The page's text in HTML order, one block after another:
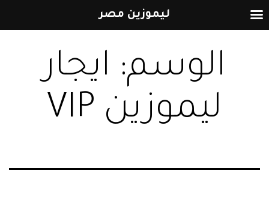
إلى
المحتوىالوسم: ايجار
ليموزين VIP
ليموزين مصر